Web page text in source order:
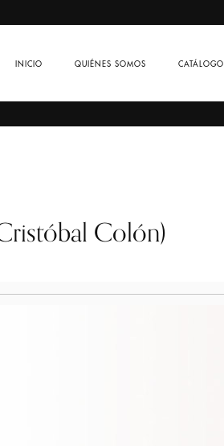
INICIO QUIÉNES SOMOS CATÁLOGO
Colón)